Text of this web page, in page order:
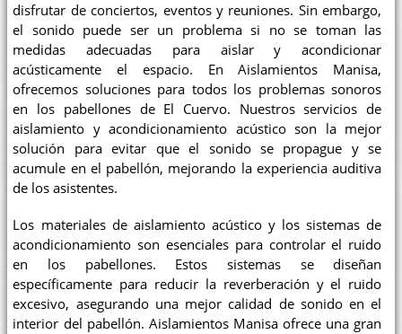
disfrutar de conciertos, eventos y reuniones. Sin embargo,
el sonido puede ser un problema si no se toman las
medidas adecuadas para aislar y acondicionar
acústicamente el espacio. En Aislamientos Manisa,
ofrecemos soluciones para todos los problemas sonoros
en los pabellones de El Cuervo. Nuestros servicios de
aislamiento y acondicionamiento acústico son la mejor
solución para evitar que el sonido se propague y se
acumule en el pabellón, mejorando la experiencia auditiva
de los asistentes.
Los materiales de aislamiento acústico y los sistemas de
acondicionamiento son esenciales para controlar el ruido
en los pabellones. Estos sistemas se diseñan
específicamente para reducir la reverberación y el ruido
excesivo, asegurando una mejor calidad de sonido en el
interior del pabellón. Aislamientos Manisa ofrece una gran